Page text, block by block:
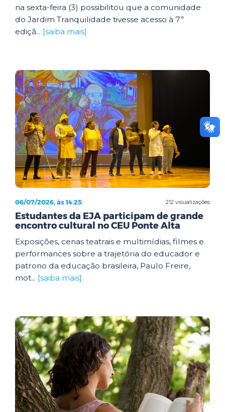
na sexta-feira (3) possibilitou que a comunidade
do Jardim Tranquilidade tivesse acesso à 7ª
ediçã... [saiba mais]
212 visualizações
06/07/2026, às 14:25
Estudantes da EJA participam de grande
encontro cultural no CEU Ponte Alta
Exposições, cenas teatrais e multimídias, filmes e
performances sobre a trajetória do educador e
patrono da educação brasileira, Paulo Freire,
mot... [saiba mais]